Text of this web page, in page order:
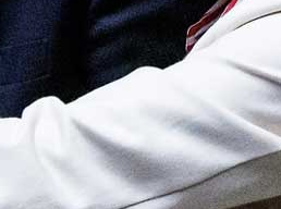
Rai,
mirino
Boccia,